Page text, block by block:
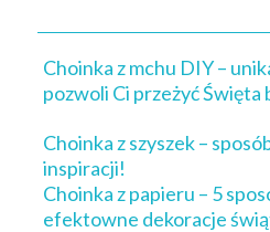
Choinka z mchu DIY –
pozwoli Ci przeżyć Święta
Choinka z szyszek –
inspiracji!
Choinka z papieru – 5
efektowne dekoracje